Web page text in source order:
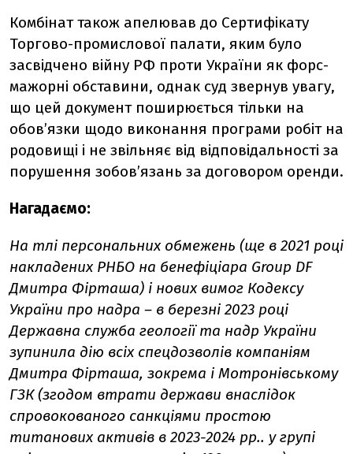
Комбінат також апелював до Сертифікату
Торгово-промислової палати, яким було
засвідчено війну РФ проти України як форс-
мажорні обставини, однак суд звернув увагу,
що цей документ поширюється тільки на
обовʼязки щодо виконання програми робіт на
родовищі і не звільняє від відповідальності за
порушення зобовʼязань за договором оренди.
Нагадаємо:
На тлі персональних обмежень (ще в 2021 році
накладених РНБО на бенефіціара Group DF
Дмитра Фірташа) і нових вимог Кодексу
України про надра – в березні 2023 році
Державна служба геології та надр України
зупинила дію всіх спецдозволів компаніям
Дмитра Фірташа, зокрема і Мотронівському
ГЗК (згодом втрати держави внаслідок
спровокованого санкціями простою
титанових активів в 2023-2024 рр.. у групі